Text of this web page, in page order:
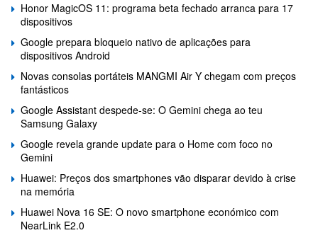
Honor MagicOS 11: programa beta fechado arranca para 17
dispositivos
Google prepara bloqueio nativo de aplicações para
dispositivos Android
Novas consolas portáteis MANGMI Air Y chegam com preços
fantásticos
Google Assistant despede-se: O Gemini chega ao teu
Samsung Galaxy
Google revela grande update para o Home com foco no
Gemini
Huawei: Preços dos smartphones vão disparar devido à crise
na memória
Huawei Nova 16 SE: O novo smartphone económico com
NearLink E2.0